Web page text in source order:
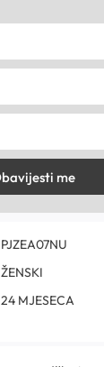
me
PJZEA07NU
ŽENSKI
24 MJESECA